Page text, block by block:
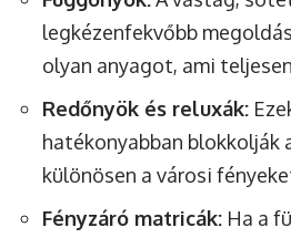
legkézenfekvőbb
olyan anyagot, ami
Redőnyök és reluxák:
hatékonyabban blokkolják
különösen a városi
Fényzáró matricák: Ha a